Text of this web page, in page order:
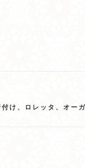
け、ロレッタ、オー